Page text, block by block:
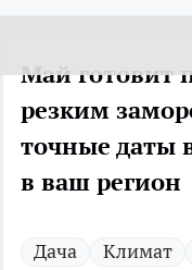
Май готовит
резким
точные даты
в ваш регион
Дача Климат